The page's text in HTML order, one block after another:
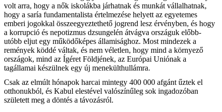
volt arra, hogy a nők iskolákba járhatnak és munkát vállalhatnak,
hogy a saría fundamentalista értelmezése helyett az egyetemes
emberi jogokkal összeegyeztethető jogrend lesz érvényben, és hogy
a korrupció és nepotizmus dzsungelén átvágva országuk előbb-
utóbb eljut egy működőképes államisághoz. Most mindezek a
remények köddé váltak, és nem véletlen, hogy mind a környező
országok, mind az Ígéret Földjének, az Európai Uniónak a
tagállamai készülnek egy új menekülthullámra.
Csak az elmúlt hónapok harcai mintegy 400 000 afgánt űztek el
otthonukból, és Kabul elestével valószínűleg sok ingadozóban
született meg a döntés a távozásról.